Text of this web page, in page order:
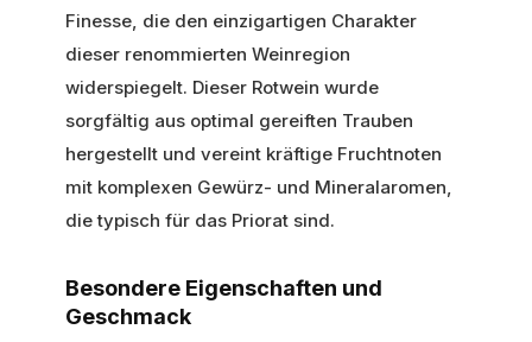
Finesse, die den einzigartigen Charakter
dieser renommierten Weinregion
widerspiegelt. Dieser Rotwein wurde
sorgfältig aus optimal gereiften Trauben
hergestellt und vereint kräftige Fruchtnoten
mit komplexen Gewürz- und Mineralaromen,
die typisch für das Priorat sind.
Besondere Eigenschaften und
Geschmack